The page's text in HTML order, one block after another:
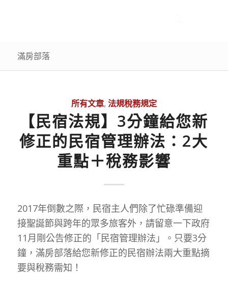
滿房部落
所有文章, 法規稅務規定
【民宿法規】3分鐘給您新
修正的民宿管理辦法：2大
重點＋稅務影響
2017年倒數之際，民宿主人們除了忙碌準備迎
接聖誕節與跨年的眾多旅客外，請留意一下政府
11月剛公告修正的「民宿管理辦法」。只要3分
鐘，滿房部落給您新修正的民宿辦法兩大重點摘
要與稅務需知！